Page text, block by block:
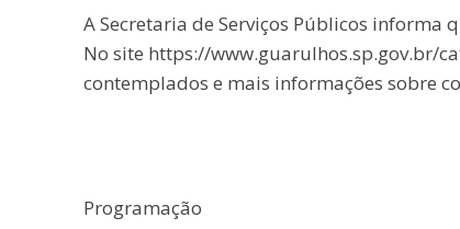
A Secretaria de Serviços Públicos informa
No site https://www.guarulhos.sp.gov.br/
contemplados e mais informações sobre
Programação